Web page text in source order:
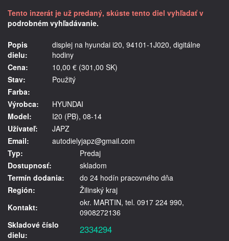
Tento inzerát je už predaný, skúste tento diel vyhľadať v
podrobném vyhľadávanie.
Popis
dielu:
displej na hyundai i20, 94101-1J020, digitálne
hodiny
Cena:
10,00 € (301,00 SK)
Stav:
Použitý
Farba:
Výrobca:
HYUNDAI
Model:
I20 (PB), 08-14
Užívateľ:
JAPZ
Email:
autodielyjapz@gmail.com
Typ:
Predaj
Dostupnosť:
skladom
Termín dodania:
do 24 hodín pracovného dňa
Región:
Žilinský kraj
Kontakt:
okr. MARTIN, tel. 0917 224 990,
0908272136
Skladové číslo
dielu:
2334294